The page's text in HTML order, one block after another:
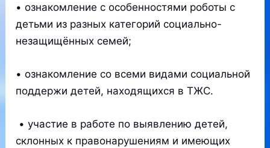
• ознакомление с особенностями роботы с
детьми из разных категорий социально-
незащищённых семей;
• ознакомление со всеми видами социальной
поддержи детей, находящихся в ТЖС.
• участие в работе по выявлению детей,
склонных к правонарушениям и имеющих